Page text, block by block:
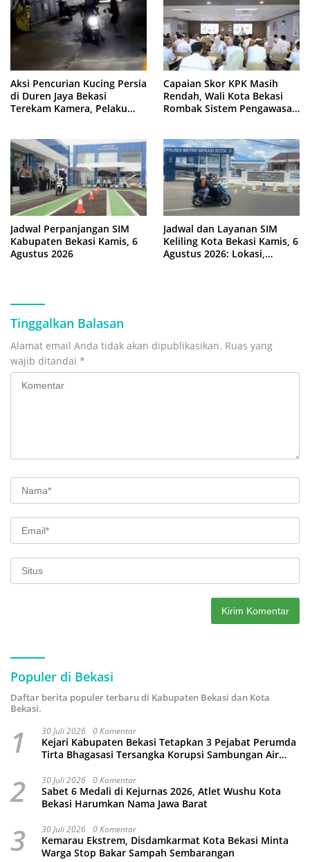
Aksi Pencurian Kucing Persia
di Duren Jaya Bekasi
Terekam Kamera, Pelaku
Capaian Skor KPK Masih
Rendah, Wali Kota Bekasi
Rombak Sistem Pengawasan
Jadwal Perpanjangan SIM
Kabupaten Bekasi Kamis, 6
Agustus 2026
Jadwal dan Layanan SIM
Keliling Kota Bekasi Kamis, 6
Agustus 2026: Lokasi,
Tinggalkan Balasan
Alamat email Anda tidak akan dipublikasikan. Ruas yang
wajib ditandai *
Populer di Bekasi
Daftar berita populer terbaru di Kabupaten Bekasi dan Kota
Bekasi.
1 30 Juli 2026 0 Komentar
Kejari Kabupaten Bekasi Tetapkan 3 Pejabat Perumda
Tirta Bhagasasi Tersangka Korupsi Sambungan Air
2 30 Juli 2026 0 Komentar
Sabet 6 Medali di Kejurnas 2026, Atlet Wushu Kota
Bekasi Harumkan Nama Jawa Barat
3 30 Juli 2026 0 Komentar
Kemarau Ekstrem, Disdamkarmat Kota Bekasi Minta
Warga Stop Bakar Sampah Sembarangan